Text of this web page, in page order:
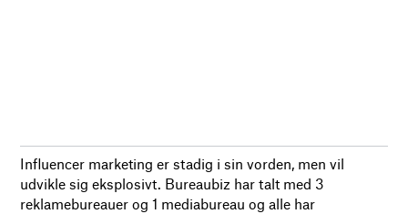
Influencer marketing er stadig i sin vorden, men vil
udvikle sig eksplosivt. Bureaubiz har talt med 3
reklamebureauer og 1 mediabureau og alle har